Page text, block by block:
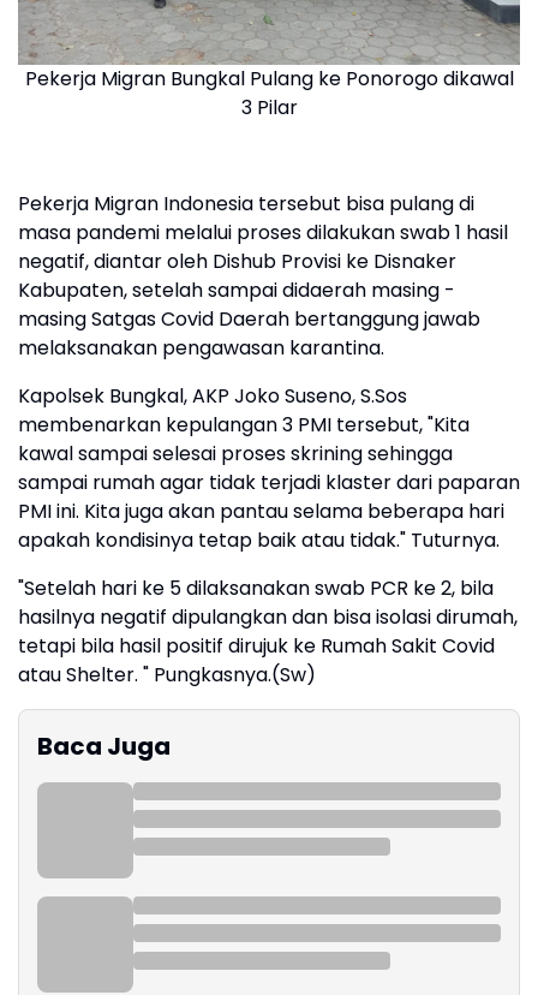
Pekerja Migran Bungkal Pulang ke Ponorogo dikawal
3 Pilar
Pekerja Migran Indonesia tersebut bisa pulang di
masa pandemi melalui proses dilakukan swab 1 hasil
negatif, diantar oleh Dishub Provisi ke Disnaker
Kabupaten, setelah sampai didaerah masing -
masing Satgas Covid Daerah bertanggung jawab
melaksanakan pengawasan karantina.
Kapolsek Bungkal, AKP Joko Suseno, S.Sos
membenarkan kepulangan 3 PMI tersebut, "Kita
kawal sampai selesai proses skrining sehingga
sampai rumah agar tidak terjadi klaster dari paparan
PMI ini. Kita juga akan pantau selama beberapa hari
apakah kondisinya tetap baik atau tidak." Tuturnya.
"Setelah hari ke 5 dilaksanakan swab PCR ke 2, bila
hasilnya negatif dipulangkan dan bisa isolasi dirumah,
tetapi bila hasil positif dirujuk ke Rumah Sakit Covid
atau Shelter. " Pungkasnya.(Sw)
Baca Juga